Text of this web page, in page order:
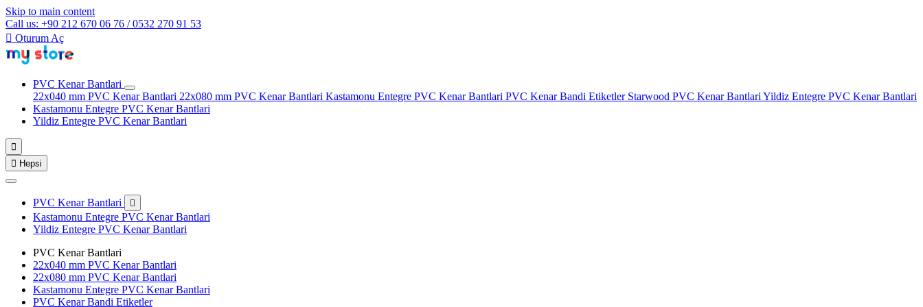
Skip to main content
Call us: +90 212 670 06 76 / 0532 270 91 53
 Oturum Aç
PVC Kenar Bantlari
22x040 mm PVC Kenar Bantlari 22x080 mm PVC Kenar Bantlari Kastamonu Entegre PVC Kenar Bantlari PVC Kenar Bandi Etiketler Starwood PVC Kenar Bantlari Yildiz Entegre PVC Kenar Bantlari
Kastamonu Entegre PVC Kenar Bantlari
Yildiz Entegre PVC Kenar Bantlari

 Hepsi
PVC Kenar Bantlari 
Kastamonu Entegre PVC Kenar Bantlari
Yildiz Entegre PVC Kenar Bantlari
PVC Kenar Bantlari
22x040 mm PVC Kenar Bantlari
22x080 mm PVC Kenar Bantlari
Kastamonu Entegre PVC Kenar Bantlari
PVC Kenar Bandi Etiketler